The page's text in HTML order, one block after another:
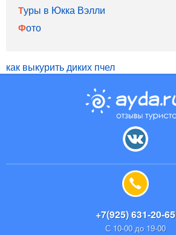
Туры в Юкка Вэлли
Фото
как выкурить диких пчел
+7(925) 631-20-65
С 10-00 до 19-00